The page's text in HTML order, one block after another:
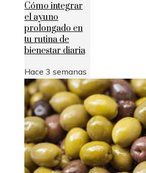
Cómo integrar
el ayuno
prolongado en
tu rutina de
bienestar diaria
Hace 3 semanas